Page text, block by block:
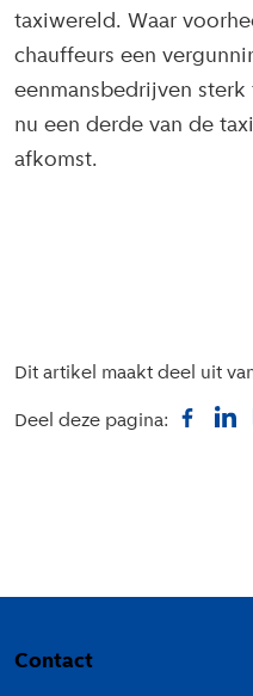
taxiwereld. Waar
chauffeurs een
eenmansbedrijven sterk
nu een derde van de
afkomst.
Dit artikel maakt deel uit
Deel deze pagina:
Contact